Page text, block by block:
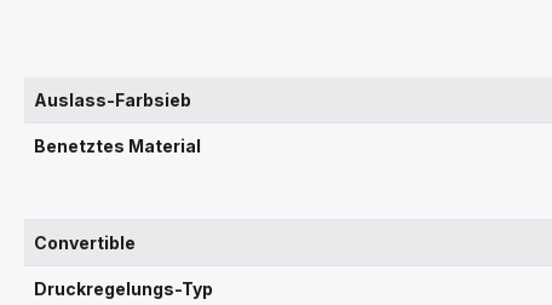
Auslass-Farbsieb
Benetztes Material
Convertible
Druckregelungs-Typ